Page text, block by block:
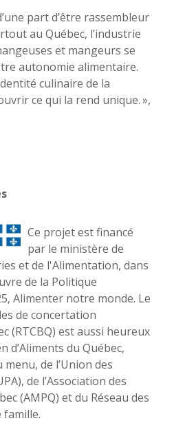
part d’être rassembleur
au Québec, l’industrie
et mangeurs se
autonomie alimentaire.
culinaire de la
ce qui la rend unique. »,
Ce projet est financé
par le ministère de
et de l'Alimentation, dans
de la Politique
Alimenter notre monde. Le
de concertation
(RTCBQ) est aussi heureux
d’Aliments du Québec,
menu, de l’Union des
de l’Association des
(AMPQ) et du Réseau des